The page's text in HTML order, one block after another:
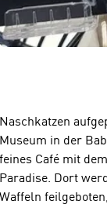
Naschkatzen
Museum in der
feines Café mit
Paradise. Dort
Waffeln